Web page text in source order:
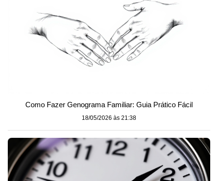
Como Fazer Genograma Familiar: Guia Prático Fácil
18/05/2026 às 21:38